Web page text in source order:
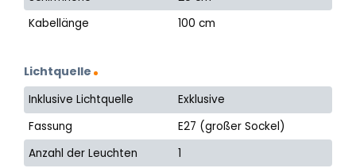
Kabellänge
100 cm
Lichtquelle
Inklusive Lichtquelle
Exklusive
Fassung
E27 (großer Sockel)
Anzahl der Leuchten
1